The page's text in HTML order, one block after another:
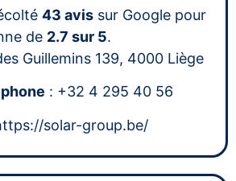
43 avis sur Google pour
de 2.7 sur 5.
Guillemins 139, 4000 Liège
: +32 4 295 40 56
solar-group.be/